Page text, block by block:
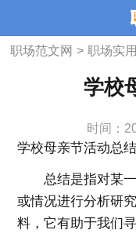
职场范文网 > 职场实
学校
时间：
学校母亲节活动总结
总结是指对某一
或情况进行分析研
料，它有助于我们